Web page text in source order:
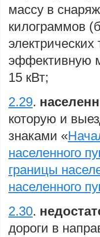
массу в
килограммов
эффективную
15 кВт;
2.29.
которую и
знаками «
населенного
границы
населенного
2.30.
дороги в